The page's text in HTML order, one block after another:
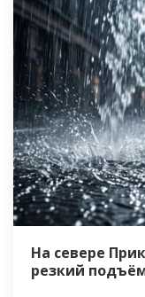
На севере
резкий